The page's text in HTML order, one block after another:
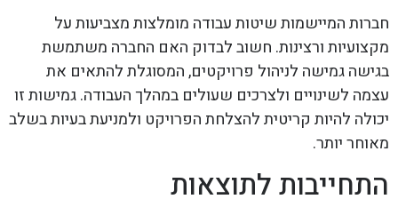
חברות המיישמות שיטות עבודה מומלצות מצביעות על
מקצועיות ורצינות. חשוב לבדוק האם החברה משתמשת
בגישה גמישה לניהול פרויקטים, המסוגלת להתאים את
עצמה לשינויים ולצרכים שעולים במהלך העבודה. גמישות זו
יכולה להיות קריטית להצלחת הפרויקט ולמניעת בעיות בשלב
מאוחר יותר.
התחייבות לתוצאות